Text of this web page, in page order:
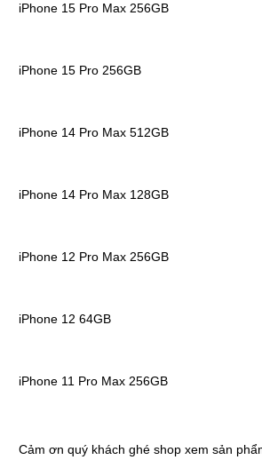
iPhone 15 Pro Max 256GB
iPhone 15 Pro 256GB
iPhone 14 Pro Max 512GB
iPhone 14 Pro Max 128GB
iPhone 12 Pro Max 256GB
iPhone 12 64GB
iPhone 11 Pro Max 256GB
Cảm ơn quý khách ghé shop xem sản